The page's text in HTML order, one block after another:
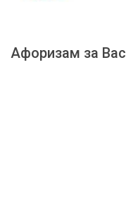
Афоризам за Вас